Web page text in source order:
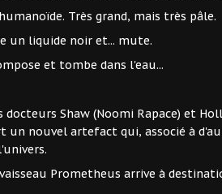
Très grand, mais très pâle.
un liquide noir et... mute.
et tombe dans l'eau...
docteurs Shaw (Noomi Rapace) et
un nouvel artefact qui, associé à
Prometheus arrive à